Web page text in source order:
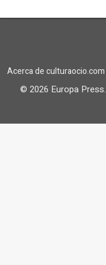
Acerca de culturaocio.com
© 2026 Europa Press.